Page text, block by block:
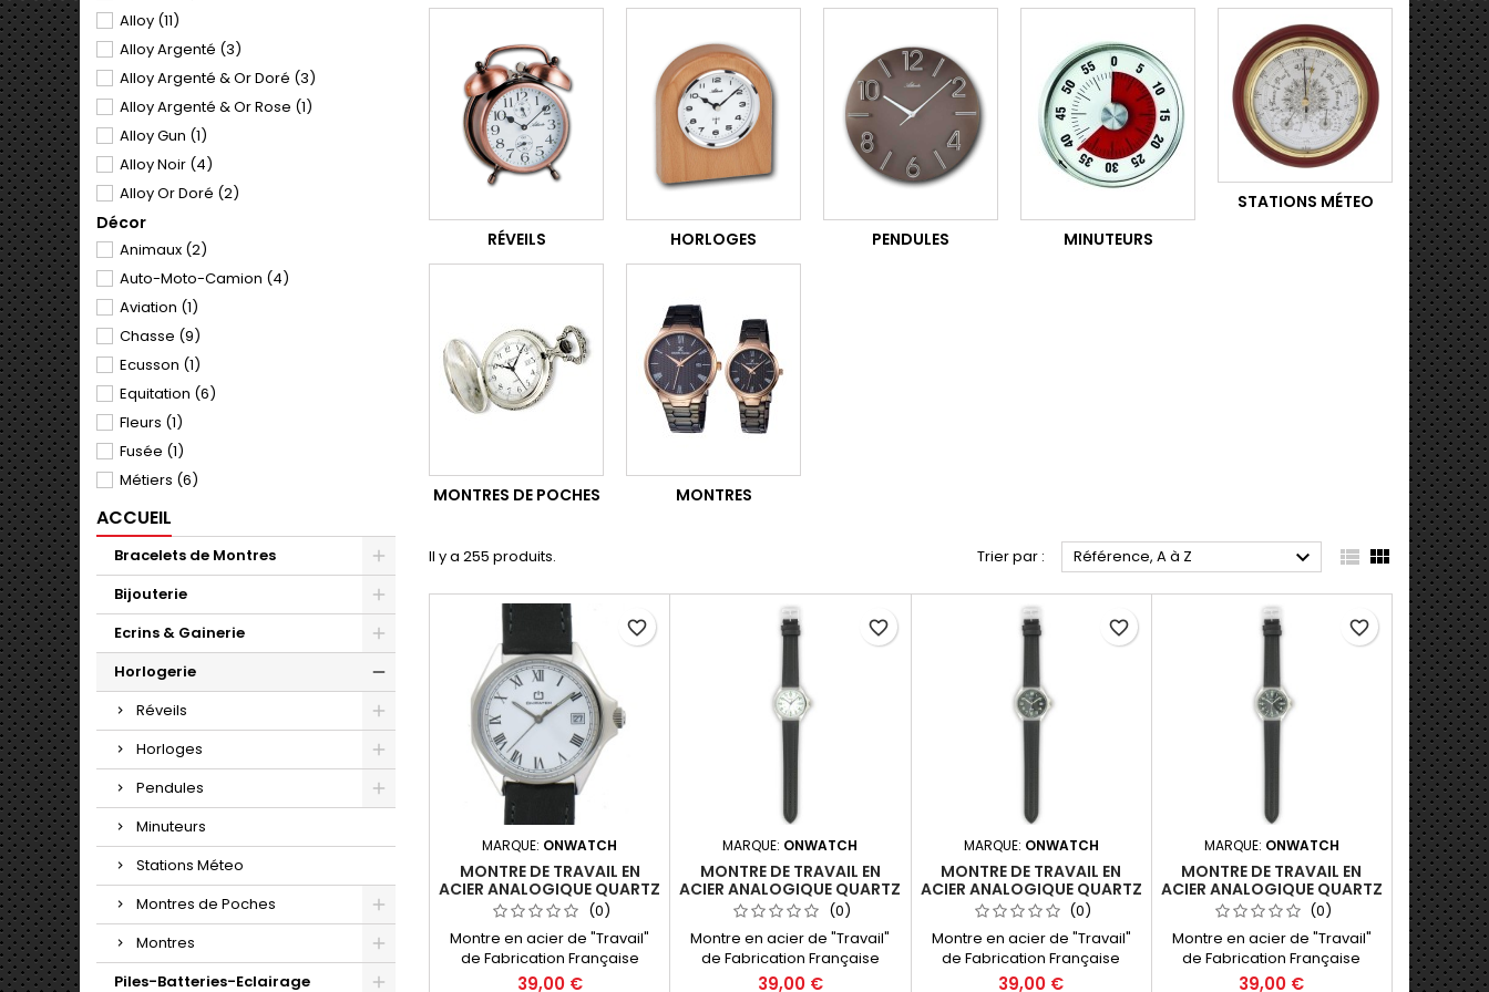
Alloy (11)
Alloy Argenté (3)
Alloy Argenté & Or Doré (3)
Alloy Argenté & Or Rose (1)
Alloy Gun (1)
Alloy Noir (4)
Alloy Or Doré (2)
Alloy Or Rose
Fond vissé en acier
Laiton/Acier inoxydable
Laiton Argenté
Laiton Doré
Métal Doré
Palladium (28)
Plastique
Résine(3)
Décor
Animaux (2)
Auto-Moto-Camion (4)
Aviation (1)
Chasse (9)
Ecusson (1)
Equitation (6)
Fleurs (1)
Fusée (1)
Métiers (6)
Pompiers
Pêche(3)
Sports(3)
ACCUEIL
Bracelets de Montres
Bijouterie
Ecrins & Gainerie
Horlogerie
Réveils
Horloges
Pendules
Minuteurs
Stations Méteo
Montres de Poches
Montres
Piles-Batteries-Eclairage
RÉVEILS HORLOGES PENDULES MINUTEURS
STATIONS MÉTEO
MONTRES DE POCHES MONTRES
Il y a 255 produits. Trier par : Référence, A à Z   
MARQUE: ONWATCH
MONTRE DE TRAVAIL EN
ACIER ANALOGIQUE QUARTZ
3 AIGUILLES ET DATEUR
MADE IN FRANCE
(0)
Montre en acier de "Travail"
de Fabrication Française
(Morteau 25). Montre trés
39,00 €
favorite_border
MARQUE: ONWATCH
MONTRE DE TRAVAIL EN
ACIER ANALOGIQUE QUARTZ
3 AIGUILLES ET DATEUR
MADE IN FRANCE
(0)
Montre en acier de "Travail"
de Fabrication Française
(Morteau 25). Montre trés
39,00 €
favorite_border
MARQUE: ONWATCH
MONTRE DE TRAVAIL EN
ACIER ANALOGIQUE QUARTZ
3 AIGUILLES ET DATEUR
MADE IN FRANCE
(0)
Montre en acier de "Travail"
de Fabrication Française
(Morteau 25). Montre trés
39,00 €
favorite_border
MARQUE: ONWATCH
MONTRE DE TRAVAIL EN
ACIER ANALOGIQUE QUARTZ
3 AIGUILLES ET DATEUR
MADE IN FRANCE
(0)
Montre en acier de "Travail"
de Fabrication Française
(Morteau 25). Montre trés
39,00 €
favorite_border